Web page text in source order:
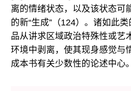
离的情绪状态，以及该状态可
的新“生成”（124）。诸如此
品从讲求区域政治特殊性或艺
环境中剥离，使其现身感觉与
成本书有关少数性的论述中心。